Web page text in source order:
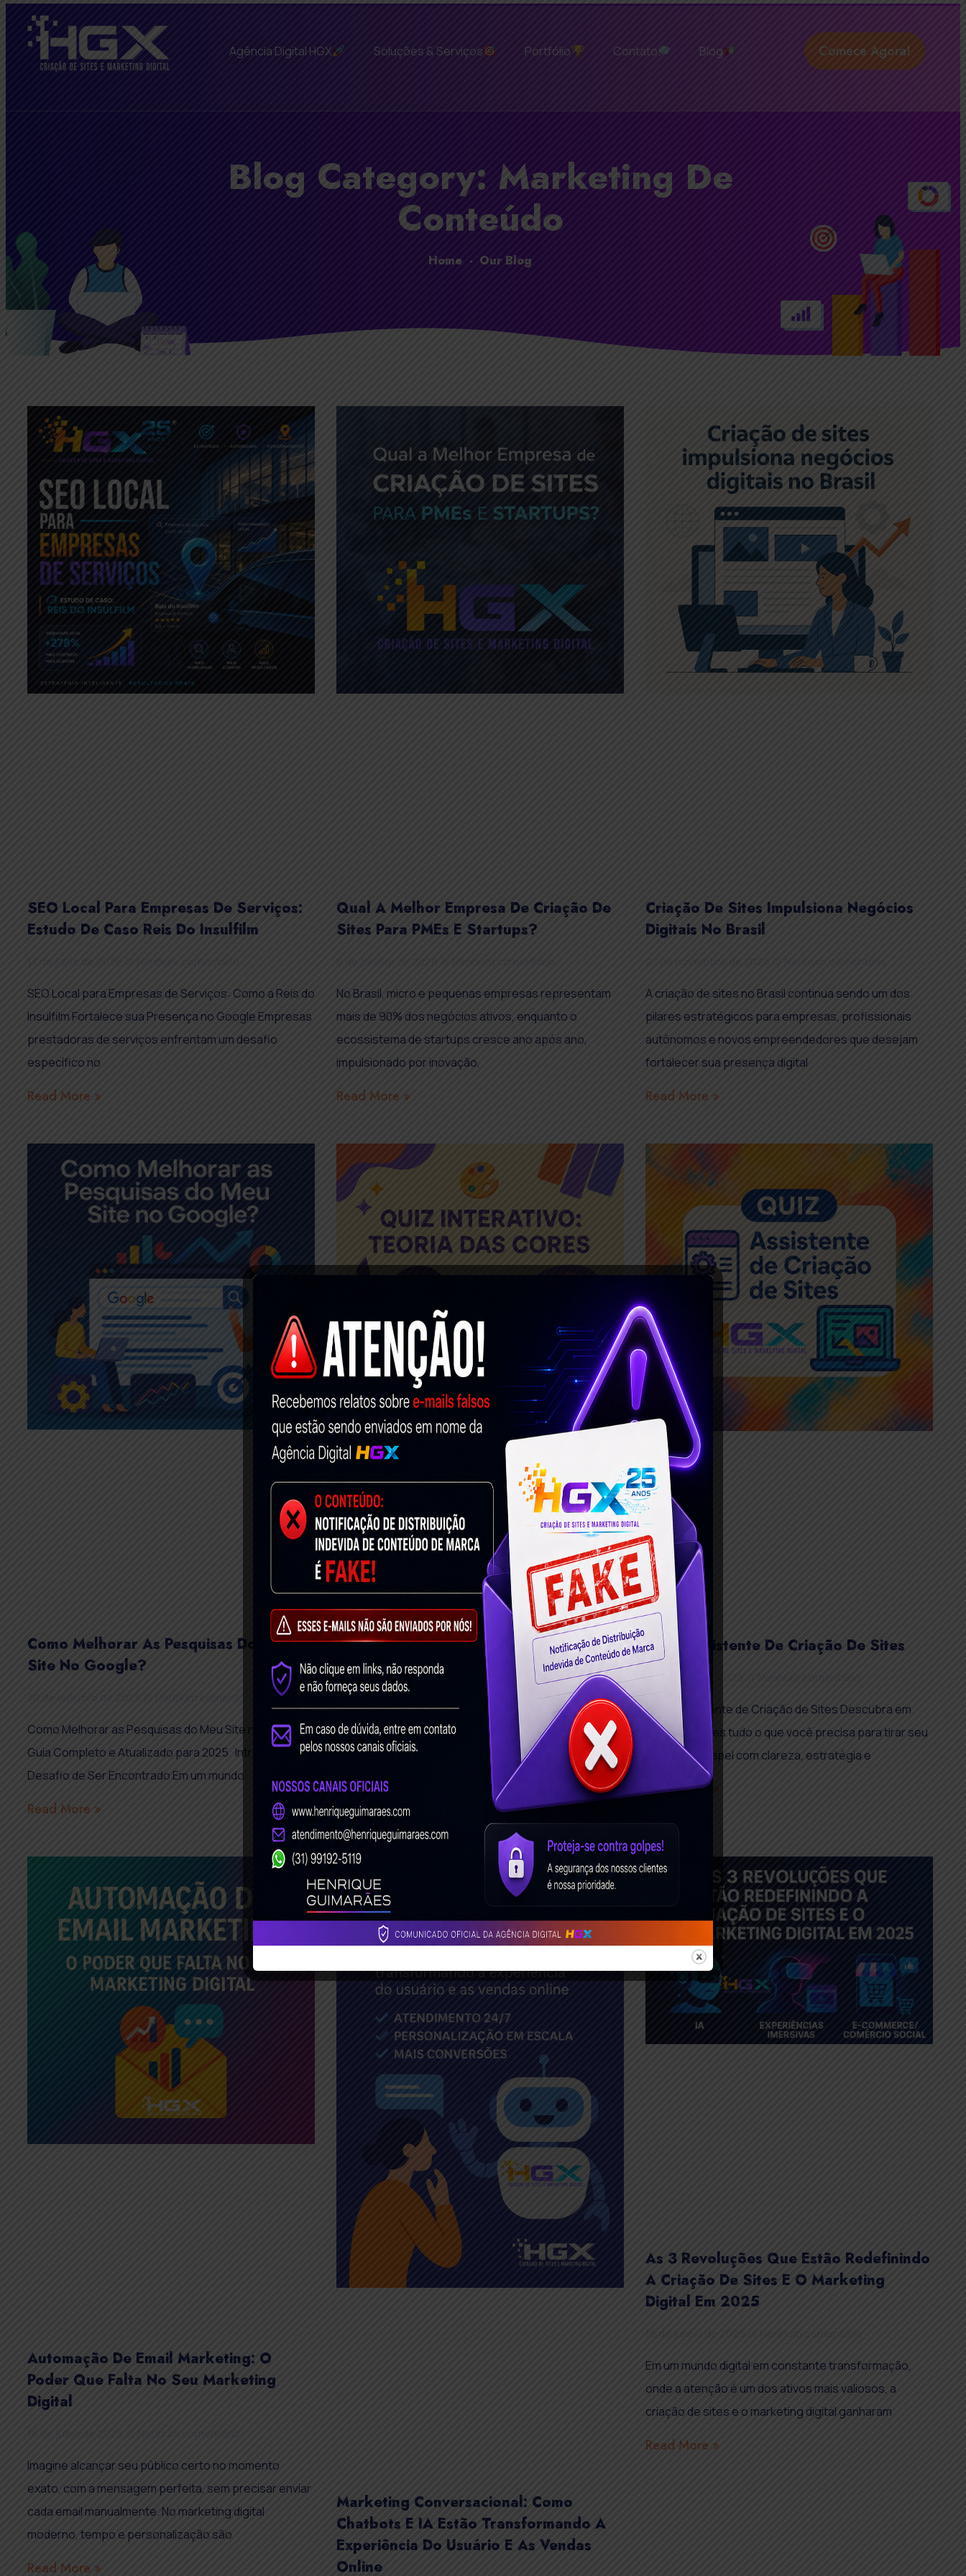
Agência Digital HGX Soluções & Serviços Portfólio Contato Blog Comece Agora!
Blog Category: Marketing De
Conteúdo
Home - Our Blog
SEO Local Para Empresas De Serviços:
Estudo De Caso Reis Do Insulfilm
SEO Local para Empresas de Serviços: Como a Reis do
Insulfilm Fortalece sua Presença no Google Empresas
prestadoras de serviços enfrentam um desafio
específico no
Read More »
Qual A Melhor Empresa De Criação De
Sites Para PMEs E Startups?
No Brasil, micro e pequenas empresas representam
mais de 90% dos negócios ativos, enquanto o
ecossistema de startups cresce ano após ano,
impulsionado por inovação,
Read More »
Criação De Sites Impulsiona Negócios
Digitais No Brasil
A criação de sites no Brasil continua sendo um dos
pilares estratégicos para empresas, profissionais
autônomos e novos empreendedores que desejam
fortalecer sua presença digital
Read More »
Como Melhorar As Pesquisas Do Meu
Site No Google?
Como Melhorar as Pesquisas do Meu Site no Google:
Guia Completo e Atualizado para 2025 Introdução: O
Desafio de Ser Encontrado Em um mundo
Read More »
Quiz Teoria Das Cores
5 de agosto de 2025 Nenhum comentário
Quiz Teoria das Cores
Esta ferramenta é um quiz
interativo de alto nível criado para testar, educar e
entreter usuários sobre os principais conceitos
Read More »
Quiz: Assistente De Criação De Sites
28 de julho de 2025
Quiz: Assistente de Criação de Sites Descubra em
poucos cliques tudo o que você precisa para tirar seu
projeto do papel com clareza, estratégia e
Read More »
Automação De Email Marketing: O
Poder Que Falta No Seu Marketing
Digital
Imagine alcançar seu público certo no momento
exato, com a mensagem perfeita, sem precisar enviar
cada email manualmente. No marketing digital
moderno, tempo e personalização são
Read More »
Marketing Conversacional: Como
Chatbots E IA Estão Transformando A
Experiência Do Usuário E As Vendas
Online
As 3 Revoluções Que Estão Redefinindo
A Criação De Sites E O Marketing
Digital Em 2025
Em um mundo digital em constante transformação,
onde a atenção é um dos ativos mais valiosos, a
criação de sites e o marketing digital ganharam
Read More »